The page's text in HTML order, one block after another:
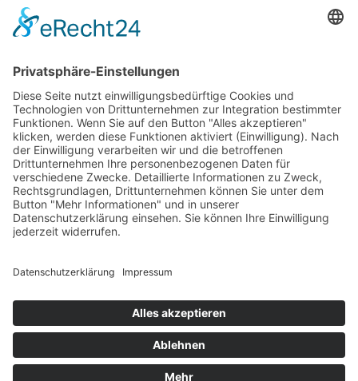
Tekal – Textile Lebensqualität
Exklusive moderne & Orientteppiche
Feuerwerk XXL
Pyrotechnik online bestellen
© Stadtmühle Waldenbuch 2026
und Mühlenprodukte ·
Cookie-Einstellungen
Alle Preise inkl. der gesetzlichen MwSt.
Die durchgestrichenen Preise entsprechen dem bisherigen Preis in